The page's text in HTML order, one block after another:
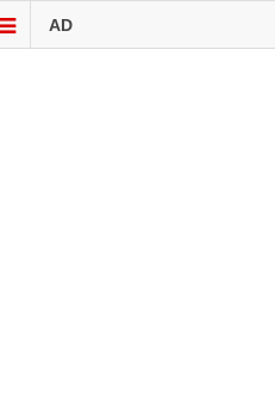
AD